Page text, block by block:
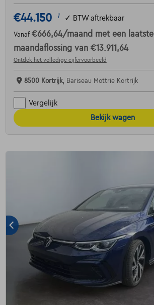
€44.150 1 ✓ BTW aftrekbaar
Vanaf €666,64/maand met een laatste
maandaflossing van €13.911,64
Ontdek het volledige cijfervoorbeeld
8500 Kortrijk, Bariseau Mottrie Kortrijk
Vergelijk
Bekijk wagen